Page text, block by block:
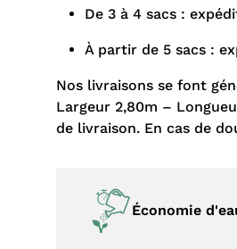
De 3 à 4 sacs :
À partir de 5 sacs :
Nos livraisons se font
Largeur 2,80m –
de livraison. En cas de
Économie